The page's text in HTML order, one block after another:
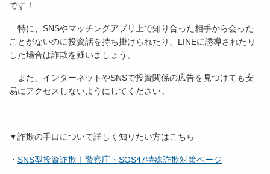
です！
特に、SNSやマッチングアプリ上で知り合った相手から会った
ことがないのに投資話を持ち掛けられたり、LINEに誘導されたり
した場合は詐欺を疑いましょう。
また、インターネットやSNSで投資関係の広告を見つけても安
易にアクセスしないようにしてください。
▼詐欺の手口について詳しく知りたい方はこちら
・ SNS型投資詐欺｜警察庁・SOS47特殊詐欺対策ページ